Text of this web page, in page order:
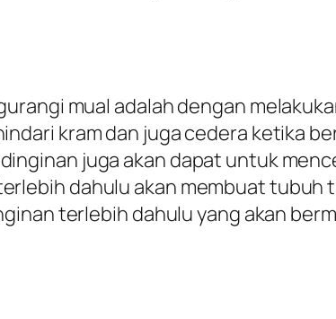
mual adalah dengan
kram dan juga cedera ketika
juga akan dapat untuk
dahulu akan membuat tubuh
terlebih dahulu yang akan